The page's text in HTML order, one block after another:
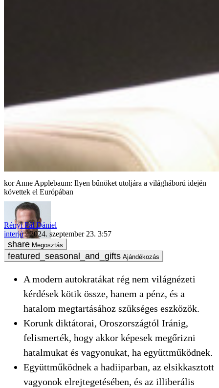
Anne Applebaum: Ilyen bűnöket utoljára a világháború idején
követtek el Európában
Rényi Pál Dániel
interjú
2024. szeptember 23. 3:57
Megosztás
Ajándékozás
A modern autokratákat rég nem világnézeti
kérdések kötik össze, hanem a pénz, és a
hatalom megtartásához szükséges eszközök.
Korunk diktátorai, Oroszországtól Iránig,
felismerték, hogy akkor képesek megőrizni
hatalmukat és vagyonukat, ha együttműködnek.
Együttműködnek a hadiiparban, az elsikkasztott
vagyonok elrejtegetésében, és az illiberális